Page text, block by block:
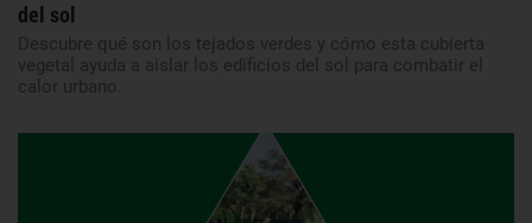
del sol
Descubre qué son los tejados verdes y cómo esta cubierta
vegetal ayuda a aislar los edificios del sol para combatir el
calor urbano.